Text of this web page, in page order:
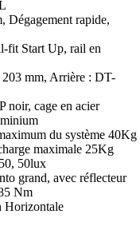
Dégagement rapide,
fit Start Up, rail en
mm, Arrière : DT-
noir, cage en acier
du système 40Kg
maximale 25Kg
50lux
grand, avec réflecteur
Nm
Horizontale